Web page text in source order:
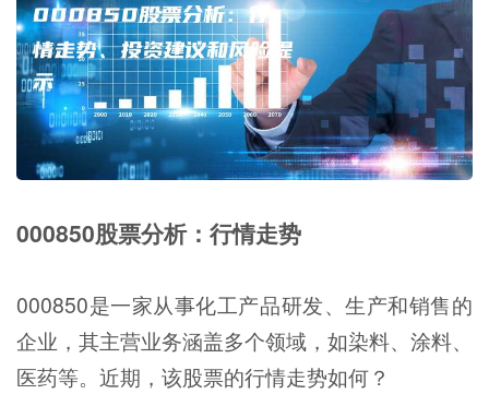
000850股票分析：行情走势
000850是一家从事化工产品研发、生产和销售的
企业，其主营业务涵盖多个领域，如染料、涂料、
医药等。近期，该股票的行情走势如何？